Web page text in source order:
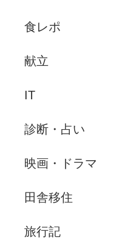
食レポ
献立
IT
診断・占い
映画・ドラマ
田舎移住
旅行記